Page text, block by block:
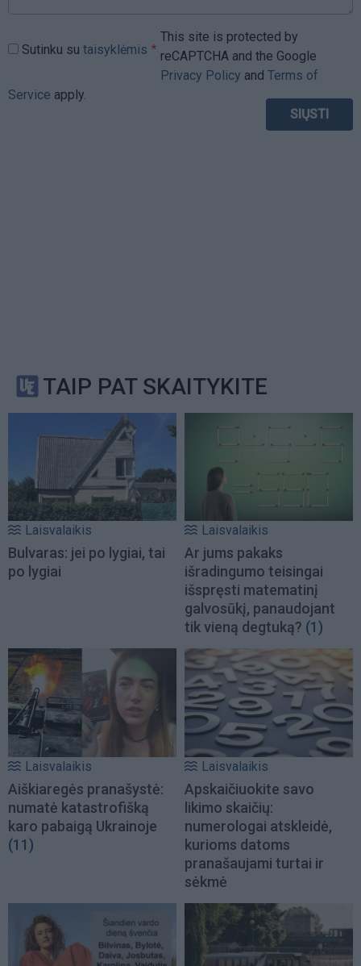
Sutinku su taisyklėmis
This site is protected by
reCAPTCHA and the Google
Privacy Policy and Terms of
Service apply.
TAIP PAT SKAITYKITE
Laisvalaikis
Bulvaras: jei po lygiai, tai
po lygiai
Laisvalaikis
Ar jums pakaks
išradingumo teisingai
išspręsti matematinį
galvosūkį, panaudojant
tik vieną degtuką? (1)
Laisvalaikis
Aiškiaregės pranašystė:
numatė katastrofišką
karo pabaigą Ukrainoje
(11)
Laisvalaikis
Apskaičiuokite savo
likimo skaičių:
numerologai atskleidė,
kurioms datoms
pranašaujami turtai ir
sėkmė